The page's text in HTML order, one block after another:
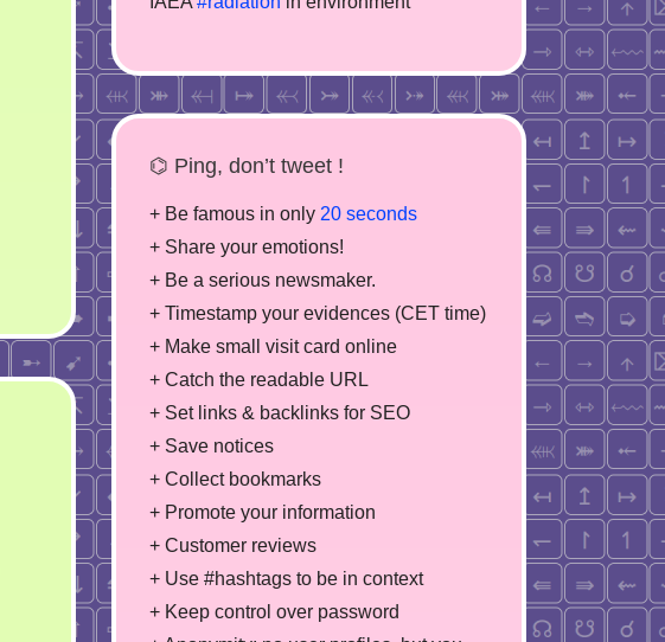
⌬ Ping, don’t tweet !
+ Be famous in only 20 seconds
+ Share your emotions!
+ Be a serious newsmaker.
+ Timestamp your evidences (CET time)
+ Make small visit card online
+ Catch the readable URL
+ Set links & backlinks for SEO
+ Save notices
+ Collect bookmarks
+ Promote your information
+ Customer reviews
+ Use #hashtags to be in context
+ Keep control over password